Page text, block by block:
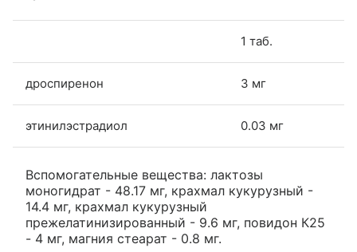
1 таб.
дроспиренон 3 мг
этинилэстрадиол 0.03 мг
Вспомогательные вещества: лактозы
моногидрат - 48.17 мг, крахмал кукурузный -
14.4 мг, крахмал кукурузный
прежелатинизированный - 9.6 мг, повидон К25
- 4 мг, магния стеарат - 0.8 мг.